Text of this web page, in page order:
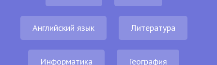
Английский язык Литература
Информатика География